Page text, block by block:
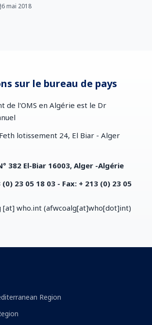
6 mai 2018
sur le bureau de pays
de l'OMS en Algérie est le Dr
lotissement 24, El Biar - Alger
382 El-Biar 16003, Alger -Algérie
(0) 23 05 18 03 - Fax: + 213 (0) 23 05
[at] who.int (afwcoalg[at]who[dot]int)
Region